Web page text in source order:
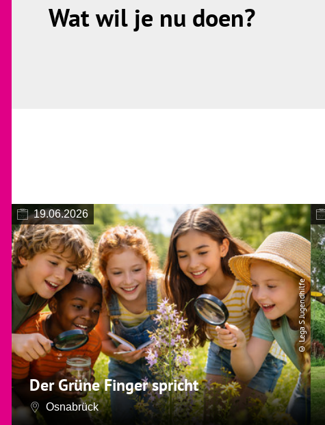
Wat wil je nu doen?
19.06.2026
Der Grüne Finger spricht
Osnabrück
© Lega S Jugendhilfe